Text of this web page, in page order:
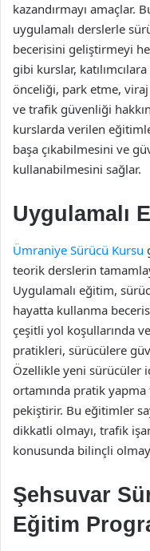
kazandırmayı amaçlar.
uygulamalı derslerle
becerisini geliştirmeyi
gibi kurslar,
önceliği, park etme,
ve trafik güvenliği
kurslarda verilen
başa çıkabilmesini ve
kullanabilmesini sağlar.
Uygulamalı
Ümraniye Sürücü Kursu
teorik derslerin
Uygulamalı eğitim,
hayatta kullanma
çeşitli yol koşullarında
pratikleri, sürücülere
Özellikle yeni sürücüler
ortamında pratik yapma
pekiştirir. Bu eğitimler
dikkatli olmayı, trafik
konusunda bilinçli
Şehsuvar
Eğitim